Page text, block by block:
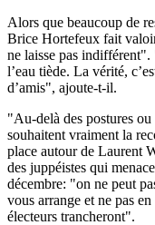
Alors que beaucoup de
Brice Hortefeux fait
ne laisse pas indifférent".
l’eau tiède. La vérité,
d’amis", ajoute-t-il.
"Au-delà des postures
souhaitent vraiment la
place autour de Laurent
des juppéistes qui
décembre: "on ne peut
vous arrange et ne pas
électeurs trancheront".